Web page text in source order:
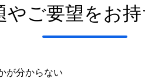
やご要望をお
が分からない